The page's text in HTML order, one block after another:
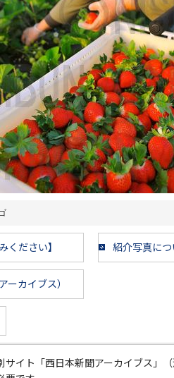
ください】 紹介写真に
カイブス）
サイト「西日本新聞アーカイブス」